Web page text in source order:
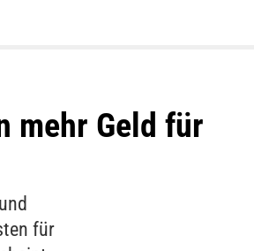
mehr Geld für
für